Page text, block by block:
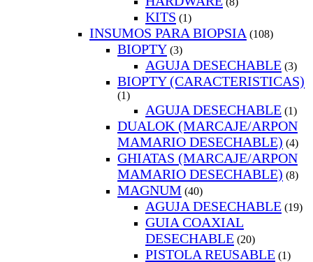
KITS (1)
INSUMOS PARA BIOPSIA (108)
BIOPTY (3)
AGUJA DESECHABLE (3)
BIOPTY (CARACTERISTICAS)
(1)
AGUJA DESECHABLE (1)
DUALOK (MARCAJE/ARPON
MAMARIO DESECHABLE) (4)
GHIATAS (MARCAJE/ARPON
MAMARIO DESECHABLE) (8)
MAGNUM (40)
AGUJA DESECHABLE (19)
GUIA COAXIAL
DESECHABLE (20)
PISTOLA REUSABLE (1)